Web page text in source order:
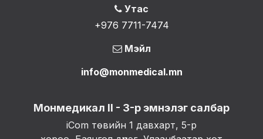
Утас
+976 7711-7474
Мэйл
info@monmedical.mn
Монмедикал II - 3-р эмнэлэг салбар
iCom төвийн 1 давхарт, 5-р